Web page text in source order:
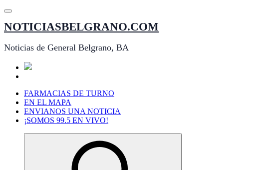
Saltar
contenido
NOTICIASBELGRANO.COM
Noticias de General Belgrano, BA
FARMACIAS DE TURNO
EN EL MAPA
ENVIANOS UNA NOTICIA
¡SOMOS 99.5 EN VIVO!